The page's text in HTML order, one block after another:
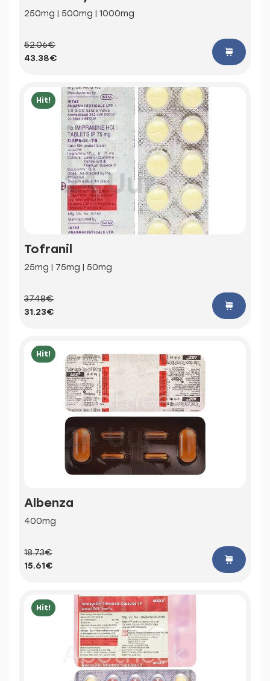
250mg | 500mg | 1000mg
52.06€
43.38€
Hit!
Tofranil
25mg | 75mg | 50mg
37.48€
31.23€
Hit!
Albenza
400mg
18.73€
15.61€
Hit!